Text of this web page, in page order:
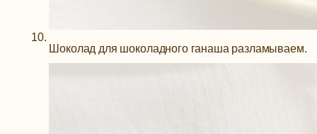
Шоколад для шоколадного ганаша разламываем.